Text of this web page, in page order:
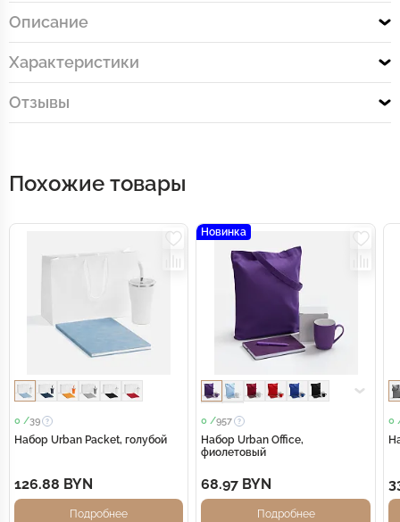
Описание
Характеристики
Отзывы
Похожие товары
0 /39
Набор Urban Packet, голубой
126.88 BYN
Подробнее
Новинка
0 /957
Набор Urban Office,
фиолетовый
68.97 BYN
Подробнее
0